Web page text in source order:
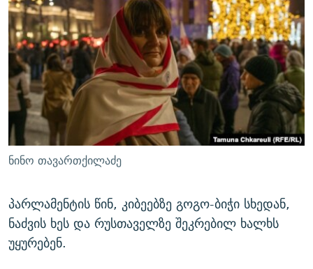
ნინო თავართქილაძე
პარლამენტის წინ, კიბეებზე გოგო-ბიჭი სხედან,
ნაძვის ხეს და რუსთაველზე შეკრებილ ხალხს
უყურებენ.